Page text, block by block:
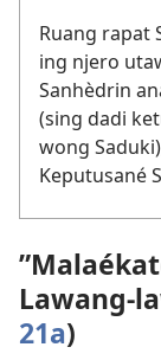
Ruang rapat
ing njero
Sanhèdrin
(sing dadi
wong
Keputusané
Lawang-
21a)